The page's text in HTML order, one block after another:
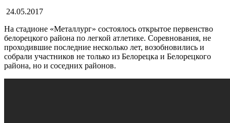
24.05.2017
На стадионе «Металлург» состоялось открытое первенство
белорецкого района по легкой атлетике. Соревнования, не
проходившие последние несколько лет, возобновились и
собрали участников не только из Белорецка и Белорецкого
района, но и соседних районов.